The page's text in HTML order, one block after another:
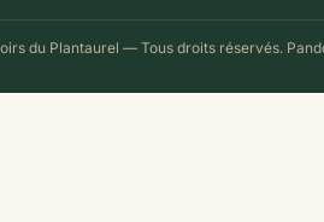
du Plantaurel — Tous droits réservés.